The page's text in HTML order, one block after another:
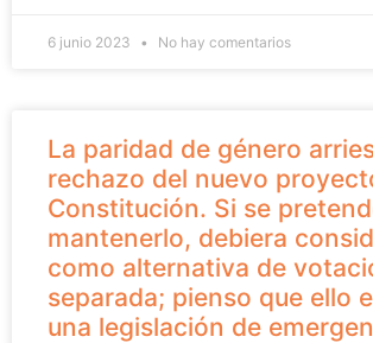
6 junio 2023 No hay comentarios
La paridad de género
rechazo del nuevo
Constitución. Si se
mantenerlo, debiera
como alternativa de
separada; pienso que ello
una legislación de